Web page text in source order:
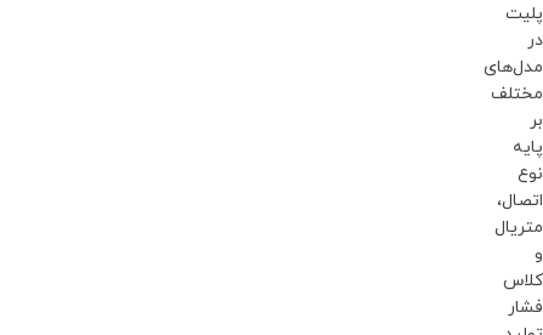
پلیت
در
مدل‌های
مختلف
بر
پایه
نوع
اتصال،
متریال
و
کلاس
فشار